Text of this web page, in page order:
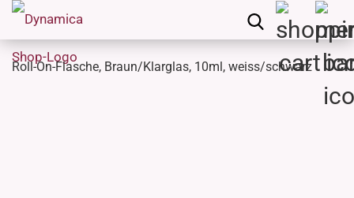
Roll-On-Flasche, Braun/Klarglas, 10ml, weiss/schwarz